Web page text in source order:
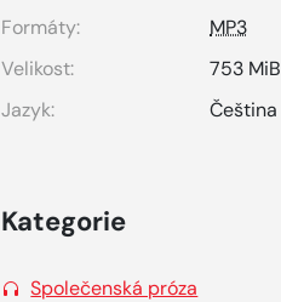
Formáty:
MP3
Velikost:
753 MiB
Jazyk:
Čeština
Kategorie
Společenská próza